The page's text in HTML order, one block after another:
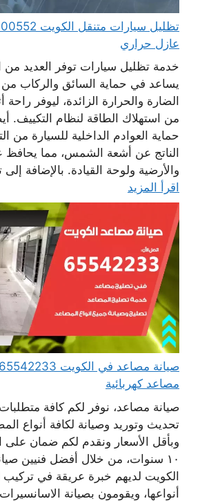
عازل حراري
خدمة تظليل سيارات توفر العديد من
يساعد في حماية السائق والركاب
الضارة والحرارة الزائدة، ليوفر راحة
من استهلاك الطاقة لنظام التكييف.
حماية العوادم الداخلية للسيارة من
الناتج عن أشعة الشمس، مما يحافظ
والأرضية ولوحة القيادة. بالإضافة
اقرأ المزيد
مصاعد كهربائية
صيانة مصاعد، نوفر لكم كافة
تحديث وتوريد وصيانة لكافة أنواع
وبأقل الأسعار ونقدم لكم ضمان على
١٠ سنوات، من خلال أفضل فنيين
الكويت لديهم خبرة عريقة في تركيب
أنواعها، ويقومون بصيانة